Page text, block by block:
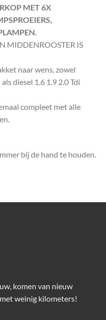
MET 6X
MIDDENROOSTER IS
naar wens, zowel
diesel 1.6 1.9 2.0 Tdi
compleet met alle
bij de hand te houden.
komen van nieuw
weinig kilometers!